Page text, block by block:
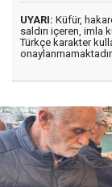
UYARI: Küfür,
saldırı içeren, imla
Türkçe karakter